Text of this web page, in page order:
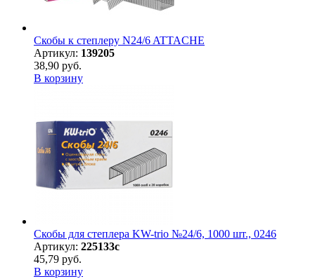
Скобы к степлеру N24/6 ATTACHE
Артикул: 139205
38,90 руб.
В корзину
Скобы для степлера KW-trio №24/6, 1000 шт., 0246
Артикул: 225133с
45,79 руб.
В корзину